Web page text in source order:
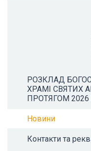
РОЗКЛАД
ХРАМІ СВЯТИХ
ПРОТЯГОМ 2026
Новини
Контакти та